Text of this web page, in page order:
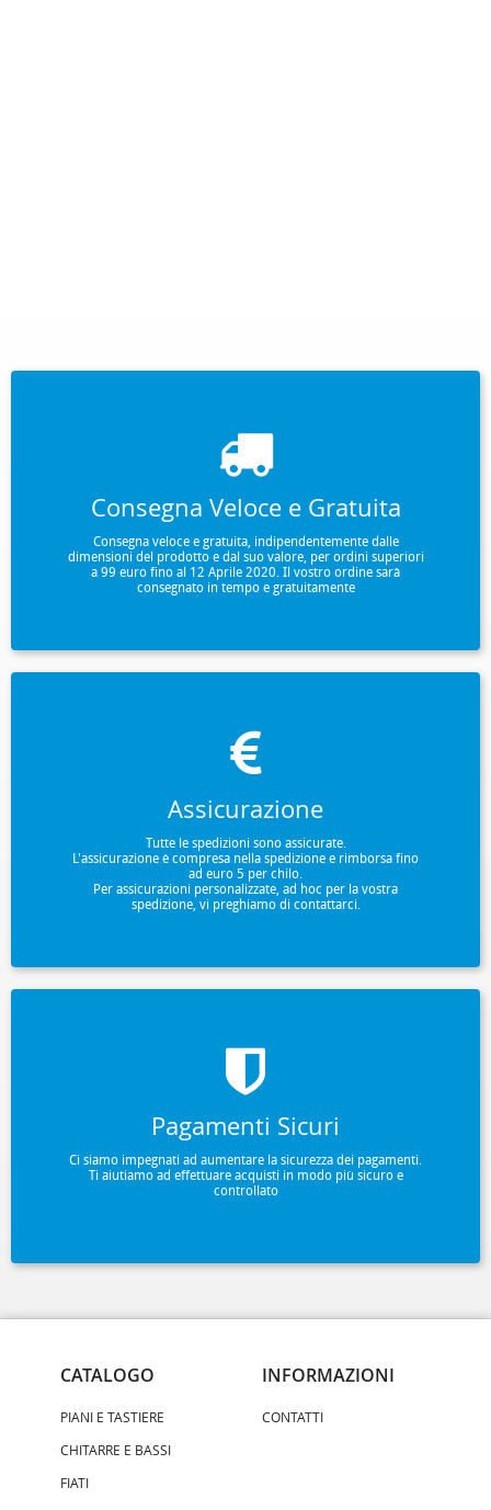
Consegna Veloce e Gratuita
Consegna veloce e gratuita, indipendentemente dalle
dimensioni del prodotto e dal suo valore, per ordini superiori
a 99 euro fino al 12 Aprile 2020. Il vostro ordine sarà
consegnato in tempo e gratuitamente
Assicurazione
Tutte le spedizioni sono assicurate.
L'assicurazione è compresa nella spedizione e rimborsa fino
ad euro 5 per chilo.
Per assicurazioni personalizzate, ad hoc per la vostra
spedizione, vi preghiamo di contattarci.
Pagamenti Sicuri
Ci siamo impegnati ad aumentare la sicurezza dei pagamenti.
Ti aiutiamo ad effettuare acquisti in modo più sicuro e
controllato
CATALOGO
PIANI E TASTIERE
CHITARRE E BASSI
FIATI
INFORMAZIONI
CONTATTI